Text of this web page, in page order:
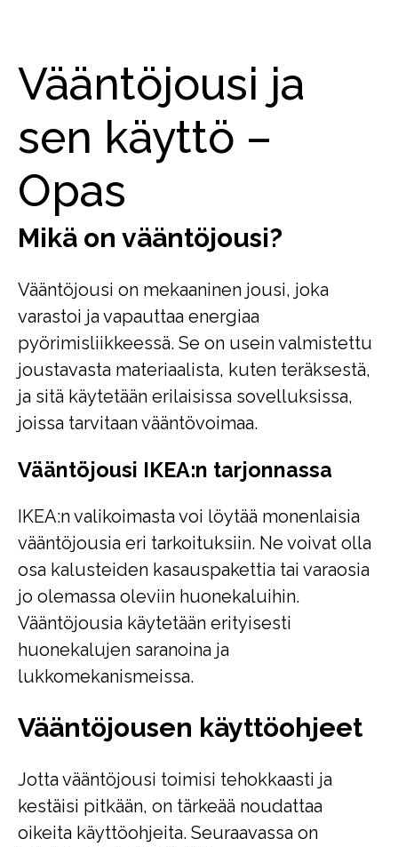
Vääntöjousi ja
sen käyttö –
Opas
Mikä on vääntöjousi?
Vääntöjousi on mekaaninen jousi, joka
varastoi ja vapauttaa energiaa
pyörimisliikkeessä. Se on usein valmistettu
joustavasta materiaalista, kuten teräksestä,
ja sitä käytetään erilaisissa sovelluksissa,
joissa tarvitaan vääntövoimaa.
Vääntöjousi IKEA:n tarjonnassa
IKEA:n valikoimasta voi löytää monenlaisia
vääntöjousia eri tarkoituksiin. Ne voivat olla
osa kalusteiden kasauspakettia tai varaosia
jo olemassa oleviin huonekaluihin.
Vääntöjousia käytetään erityisesti
huonekalujen saranoina ja
lukkomekanismeissa.
Vääntöjousen käyttöohjeet
Jotta vääntöjousi toimisi tehokkaasti ja
kestäisi pitkään, on tärkeää noudattaa
oikeita käyttöohjeita. Seuraavassa on